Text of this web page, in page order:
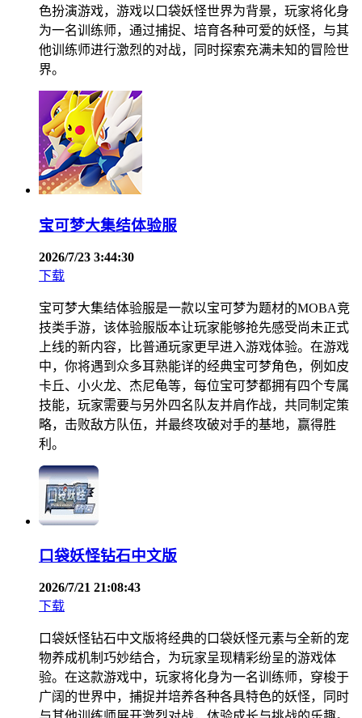
色扮演游戏，游戏以口袋妖怪世界为背景，玩家将化身
为一名训练师，通过捕捉、培育各种可爱的妖怪，与其
他训练师进行激烈的对战，同时探索充满未知的冒险世
界。
宝可梦大集结体验服
2026/7/23 3:44:30
下载
宝可梦大集结体验服是一款以宝可梦为题材的MOBA竞
技类手游，该体验服版本让玩家能够抢先感受尚未正式
上线的新内容，比普通玩家更早进入游戏体验。在游戏
中，你将遇到众多耳熟能详的经典宝可梦角色，例如皮
卡丘、小火龙、杰尼龟等，每位宝可梦都拥有四个专属
技能，玩家需要与另外四名队友并肩作战，共同制定策
略，击败敌方队伍，并最终攻破对手的基地，赢得胜
利。
口袋妖怪钻石中文版
2026/7/21 21:08:43
下载
口袋妖怪钻石中文版将经典的口袋妖怪元素与全新的宠
物养成机制巧妙结合，为玩家呈现精彩纷呈的游戏体
验。在这款游戏中，玩家将化身为一名训练师，穿梭于
广阔的世界中，捕捉并培养各种各具特色的妖怪，同时